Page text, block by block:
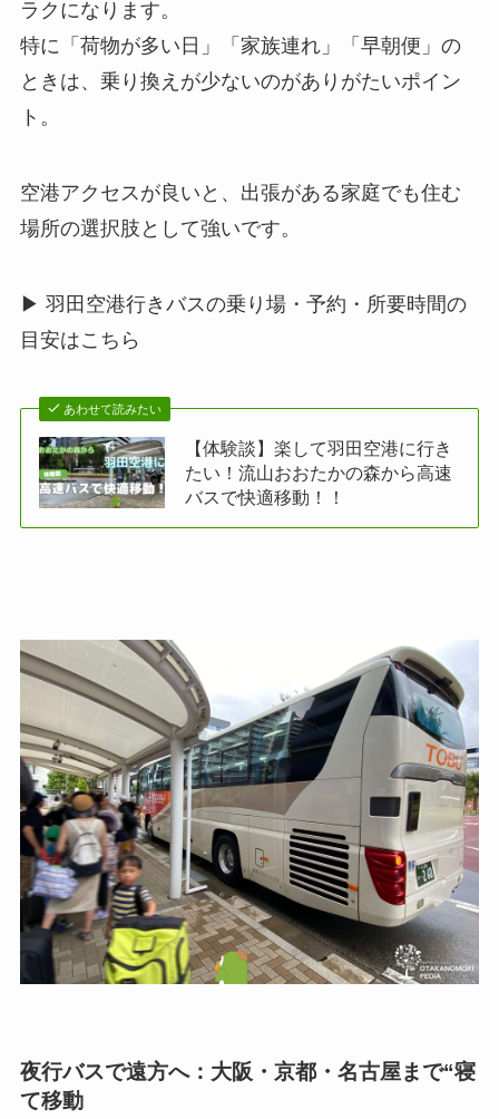
ラクになります。
特に「荷物が多い日」「家族連れ」「早朝便」の
ときは、乗り換えが少ないのがありがたいポイン
ト。
空港アクセスが良いと、出張がある家庭でも住む
場所の選択肢として強いです。
▶ 羽田空港行きバスの乗り場・予約・所要時間の
目安はこちら
あわせて読みたい
【体験談】楽して羽田空港に行き
たい！流山おおたかの森から高速
バスで快適移動！！
夜行バスで遠方へ：大阪・京都・名古屋まで“寝
て移動